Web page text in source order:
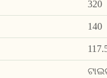
320
140